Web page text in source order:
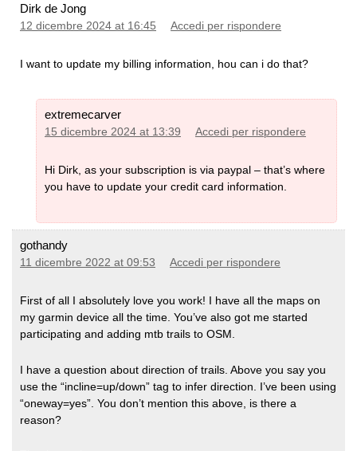
Dirk de Jong
12 dicembre 2024 at 16:45 Accedi per rispondere
I want to update my billing information, hou can i do that?
extremecarver
15 dicembre 2024 at 13:39 Accedi per rispondere
Hi Dirk, as your subscription is via paypal – that’s where
you have to update your credit card information.
gothandy
11 dicembre 2022 at 09:53 Accedi per rispondere
First of all I absolutely love you work! I have all the maps on
my garmin device all the time. You’ve also got me started
participating and adding mtb trails to OSM.
I have a question about direction of trails. Above you say you
use the “incline=up/down” tag to infer direction. I’ve been using
“oneway=yes”. You don’t mention this above, is there a
reason?